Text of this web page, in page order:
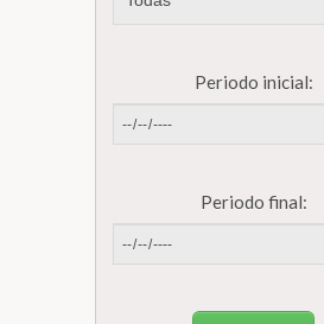
Periodo inicial:
Periodo final: